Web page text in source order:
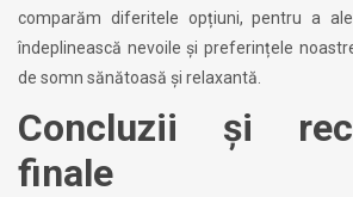
comparăm diferitele opțiuni, pentru a
îndeplinească nevoile și preferințele
de somn sănătoasă și relaxantă.
Concluzii și
finale